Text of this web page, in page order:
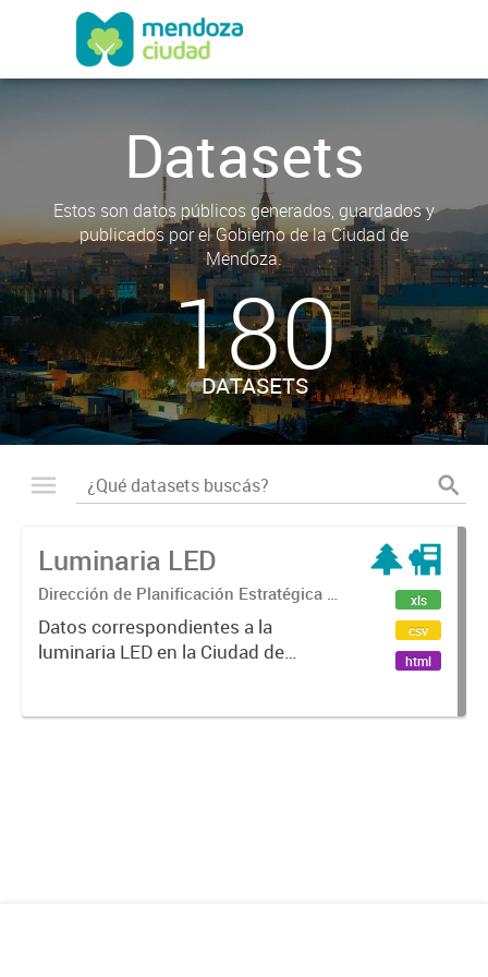
Datasets
Estos son datos públicos generados, guardados y
publicados por el Gobierno de la Ciudad de
Mendoza.
180
DATASETS
Luminaria LED
Dirección de Planificación Estratégica y
Gobierno Abierto
Datos correspondientes a la
luminaria LED en la Ciudad de
xls
csv
html